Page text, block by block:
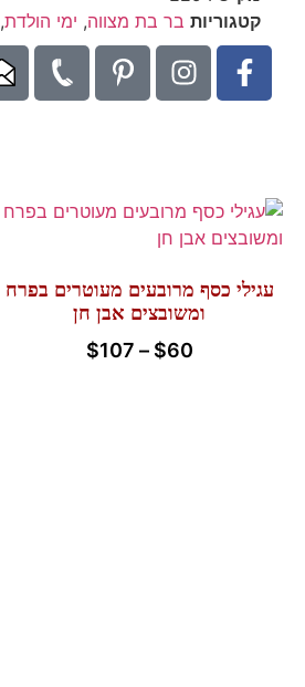
קטגוריות בר בת מצווה, ימי הולדת,
עגילי כסף מרובעים מעוטרים בפרח
ומשובצים אבן חן
$60
–
$107